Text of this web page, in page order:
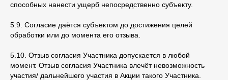
способных нанести ущерб непосредственно субъекту.
5.9. Согласие даётся субъектом до достижения целей
обработки или до момента его отзыва.
5.10. Отзыв согласия Участника допускается в любой
момент. Отзыв согласия Участника влечёт невозможность
участия/ дальнейшего участия в Акции такого Участника.
ООО «Школа ИКРА»
+7 (495) 120 46 89
По будням с 09:00 до 18:00
info@ikraikra.ru
ИКРА в соцсетях: